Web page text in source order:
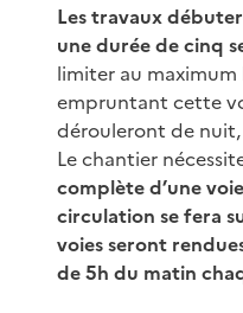
Les travaux
une durée de cinq
limiter au maximum
empruntant cette
dérouleront de
Le chantier
complète d’une
circulation se fera
voies seront
de 5h du matin